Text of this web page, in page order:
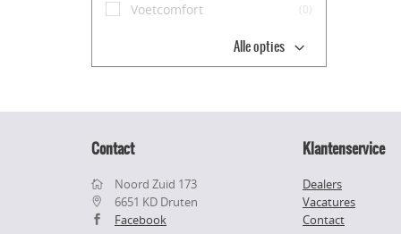
Voetcomfort (0)
Alle opties
Contact
Noord Zuid 173
6651 KD Druten
Facebook
Klantenservice
Dealers
Vacatures
Contact